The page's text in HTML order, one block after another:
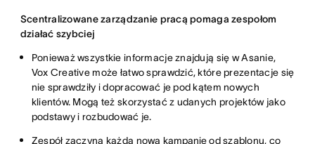
Scentralizowane zarządzanie pracą pomaga zespołom
działać szybciej
Ponieważ wszystkie informacje znajdują się w Asanie,
Vox Creative może łatwo sprawdzić, które prezentacje się
nie sprawdziły i dopracować je pod kątem nowych
klientów. Mogą też skorzystać z udanych projektów jako
podstawy i rozbudować je.
Zespół zaczyna każdą nową kampanięod szablonu, co